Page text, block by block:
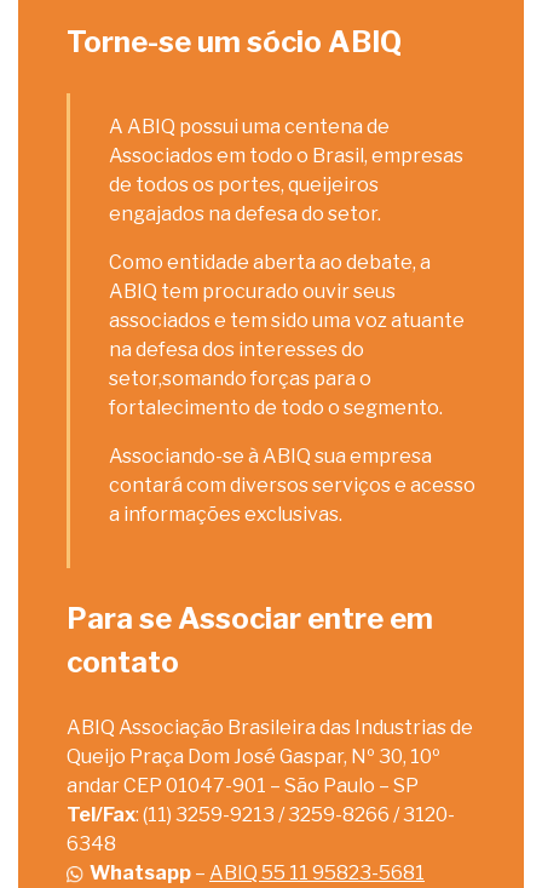
Torne-se um sócio ABIQ
A ABIQ possui uma centena de
Associados em todo o Brasil, empresas
de todos os portes, queijeiros
engajados na defesa do setor.
Como entidade aberta ao debate, a
ABIQ tem procurado ouvir seus
associados e tem sido uma voz atuante
na defesa dos interesses do
setor,somando forças para o
fortalecimento de todo o segmento.
Associando-se à ABIQ sua empresa
contará com diversos serviços e acesso
a informações exclusivas.
Para se Associar entre em
contato
ABIQ Associação Brasileira das Industrias de
Queijo Praça Dom José Gaspar, Nº 30, 10º
andar CEP 01047-901 – São Paulo – SP
Tel/Fax: (11) 3259-9213 / 3259-8266 / 3120-
6348
Whatsapp – ABIQ 55 11 95823-5681